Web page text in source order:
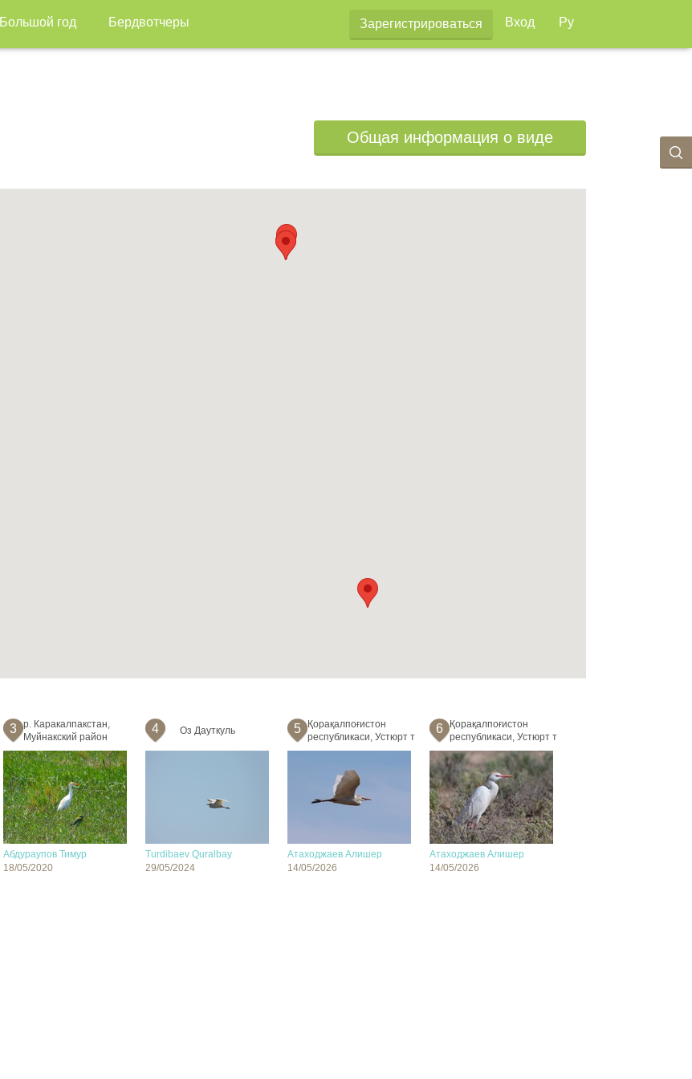
Большой год Бердвотчеры Зарегистрироваться Вход Ру
Общая информация о виде
3
р. Каракалпакстан,
Муйнакский район
Абдураупов Тимур
18/05/2020
4 Оз Дауткуль
Turdibaev Quralbay
29/05/2024
5
Қорақалпоғистон
республикаси, Устюрт т
Атаходжаев Алишер
14/05/2026
6
Қорақалпоғистон
республикаси, Устюрт т
Атаходжаев Алишер
14/05/2026